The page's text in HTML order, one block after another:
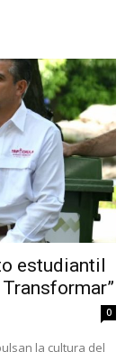
estudiantil
0
la cultura del